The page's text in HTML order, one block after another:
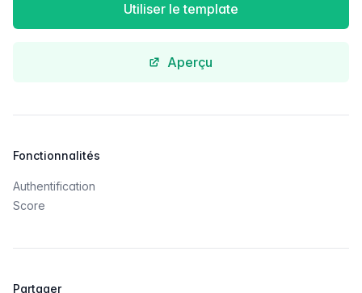
Utiliser le template
Aperçu
Fonctionnalités
Authentification
Score
Partager